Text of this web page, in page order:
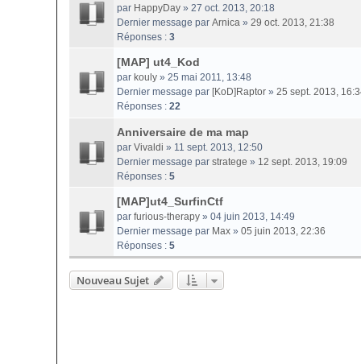
par HappyDay » 27 oct. 2013, 20:18
Dernier message par Arnica » 29 oct. 2013, 21:38
Réponses : 3
[MAP] ut4_Kod
par kouly » 25 mai 2011, 13:48
Dernier message par [KoD]Raptor » 25 sept. 2013,
Réponses : 22
Anniversaire de ma map
par Vivaldi » 11 sept. 2013, 12:50
Dernier message par stratege » 12 sept. 2013, 19:09
Réponses : 5
[MAP]ut4_SurfinCtf
par furious-therapy » 04 juin 2013, 14:49
Dernier message par Max » 05 juin 2013, 22:36
Réponses : 5
Nouveau Sujet